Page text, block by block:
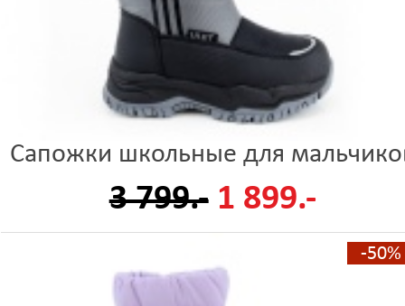
Сапожки школьные для
3 799.- 1 899.-
-50%